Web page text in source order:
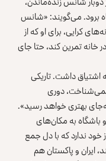
برود. می‌گویند: «شانس
کرایی، برای او که از
تمرین کند، حتا جای
داشت. تاریکی
دوری
بهتری خواهد رسید».
باشگاه به مکان‌های
ندارد که با دل جمع
ایران و پاکستان هم